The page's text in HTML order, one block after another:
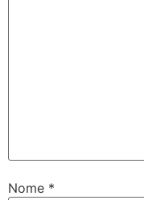
Nome *